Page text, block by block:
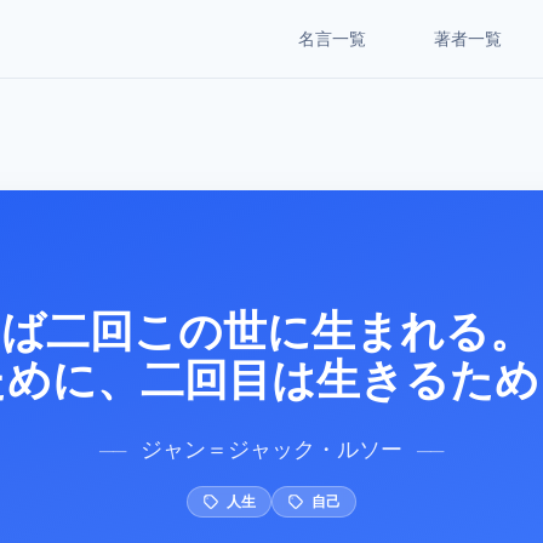
名言一覧 著者一覧
二回この世に生まれる
に、二回目は生きるた
── ジャン＝ジャック・ルソー ──
人生 自己